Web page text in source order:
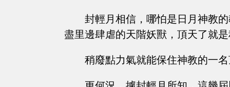
封輕月相信，哪怕是日月神教
盡里邊肆虐的天階妖獸，頂天了就
稍廢點力氣就能保住神教的一